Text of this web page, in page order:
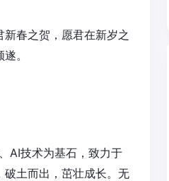
春之贺，愿君在新岁之
。
AI技术为基石，致力于
土而出，茁壮成长。无